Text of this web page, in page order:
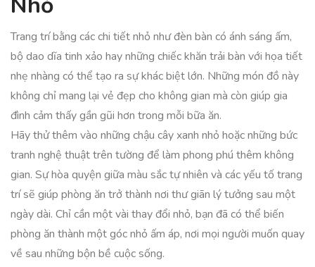
Trang trí bằng các chi tiết nhỏ như đèn bàn có ánh sáng ấm,
bộ dao dĩa tinh xảo hay những chiếc khăn trải bàn với họa tiết
nhẹ nhàng có thể tạo ra sự khác biệt lớn. Những món đồ này
không chỉ mang lại vẻ đẹp cho không gian mà còn giúp gia
đình cảm thấy gần gũi hơn trong mỗi bữa ăn.
Hãy thử thêm vào những chậu cây xanh nhỏ hoặc những bức
tranh nghệ thuật trên tường để làm phong phú thêm không
gian. Sự hòa quyện giữa màu sắc tự nhiên và các yếu tố trang
trí sẽ giúp phòng ăn trở thành nơi thư giãn lý tưởng sau một
ngày dài. Chỉ cần một vài thay đổi nhỏ, bạn đã có thể biến
phòng ăn thành một góc nhỏ ấm áp, nơi mọi người muốn quay
về sau những bộn bề cuộc sống.